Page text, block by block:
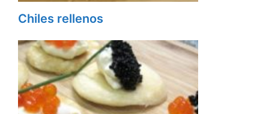
Chiles rellenos